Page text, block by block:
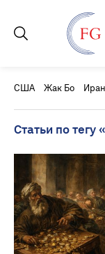
США Жак Бо
Статьи по тегу